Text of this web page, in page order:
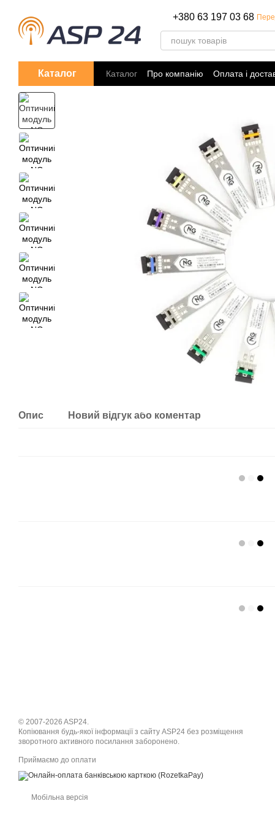
+380 63 197 03 68
Каталог Каталог Про компанію Оплата і
Політика конфіденційності
Опис Новий відгук або коментар
© 2007-2026 ASP24.
Копіювання будь-якої інформації з сайту ASP24 без розміщення
зворотного активного посилання заборонено.
Приймаємо до оплати
Мобільна версія